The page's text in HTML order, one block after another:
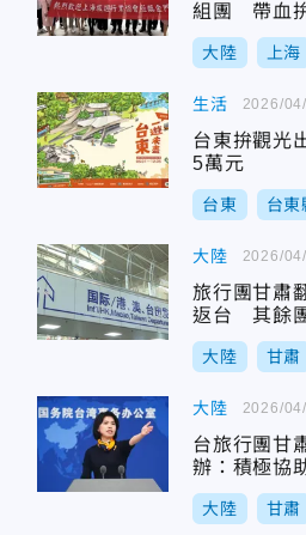
組團 帶血拚
大陸 上海
生活
台東拚觀光
5萬元
台東 台東
2026/
大陸
旅行團甘肅
返台 其餘
大陸 甘肅
2026/
大陸
台旅行團甘
辦：積極協
大陸 甘肅
2026/